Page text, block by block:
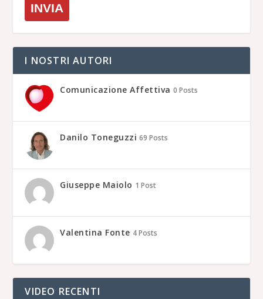
INVIA
I NOSTRI AUTORI
Comunicazione Affettiva 0 Posts
Danilo Toneguzzi 69 Posts
Giuseppe Maiolo 1 Post
Valentina Fonte 4 Posts
VIDEO RECENTI